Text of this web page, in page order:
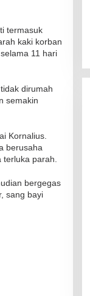
termasuk
kaki korban
11 hari
dirumah
semakin
Kornalius.
berusaha
parah.
bergegas
sang bayi
Obat